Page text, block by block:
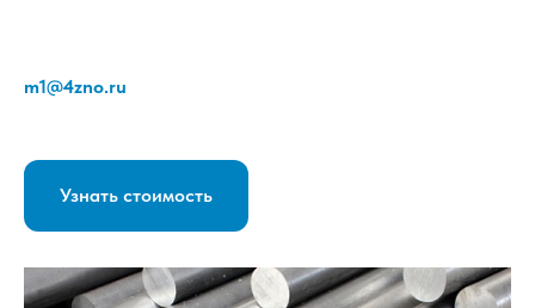
m1@4zno.ru
Узнать стоимость